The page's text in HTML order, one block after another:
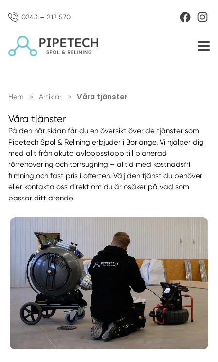
0243 – 212 570
Hem » Artiklar » Våra tjänster
Våra tjänster
På den här sidan får du en översikt över de tjänster som
Pipetech Spol & Relining erbjuder i Borlänge. Vi hjälper dig
med allt från akuta avloppsstopp till planerad
rörrenovering och torrsugning – alltid med kostnadsfri
filmning och fast pris i offerten. Välj den tjänst du behöver
eller kontakta oss direkt om du är osäker på vad som
passar ditt ärende.